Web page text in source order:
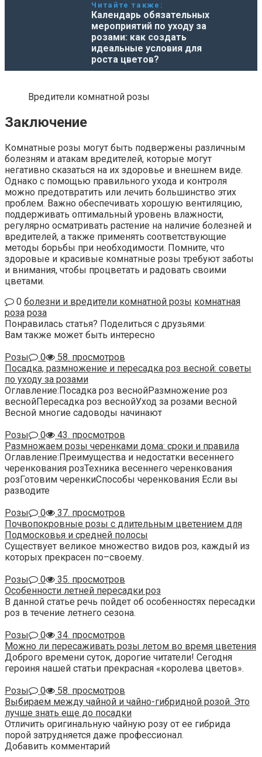
Читайте также:
Календарь обязательных
мероприятий по уходу за
розами: как создать
идеальные условия для
роста цветов?
Вредители комнатной розы
Заключение
Комнатные розы могут быть подвержены различным
болезням и атакам вредителей, которые могут
негативно сказаться на их здоровье и внешнем виде.
Однако с помощью правильного ухода и контроля
можно предотвратить или лечить большинство этих
проблем. Важно обеспечивать хорошую вентиляцию,
поддерживать оптимальный уровень влажности,
регулярно осматривать растение на наличие болезней и
вредителей, а также применять соответствующие
методы борьбы при необходимости. Помните, что
здоровые и красивые комнатные розы требуют заботы
и внимания, чтобы процветать и радовать своими
цветами.
0 болезни и вредители комнатной розы комнатная
роза роза
Понравилась статья? Поделиться с друзьями:
Вам также может быть интересно
Розы
0
58. просмотров
Посадка, размножение и пересадка роз весной: советы
по уходу за розами
Оглавление:Посадка роз веснойРазмножение роз
веснойПересадка роз веснойУход за розами весной
Весной многие садоводы начинают
Розы
0
43. просмотров
Размножаем розы черенками дома: сроки и правила
Оглавление:Преимущества и недостатки весеннего
черенкования розТехника весеннего черенкования
розГотовим черенкиСпособы черенкования Если вы
разводите
Розы
0
37. просмотров
Почвопокровные розы с длительным цветением для
Подмосковья и средней полосы
Существует великое множество видов роз, каждый из
которых прекрасен по–своему.
Розы
0
35. просмотров
Особенности летней пересадки роз
В данной статье речь пойдет об особенностях пересадки
роз в течение летнего сезона.
Розы
0
34. просмотров
Можно ли пересаживать розы летом во время цветения
Доброго времени суток, дорогие читатели! Сегодня
героиня нашей статьи прекрасная «королева цветов».
Розы
0
58. просмотров
Выбираем между чайной и чайно-гибридной розой. Это
лучше знать еще до посадки
Отличить оригинальную чайную розу от ее гибрида
порой затрудняется даже профессионал.
Добавить комментарий